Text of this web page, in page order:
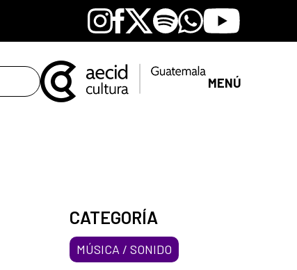
Instagram
Facebook
X SpotifyWhatsapp
Youtube
MENÚ
CATEGORÍA
MÚSICA / SONIDO